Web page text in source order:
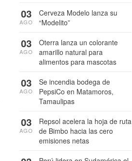
Cerveza Modelo lanza su
“Modelito”
03
AGO
Oterra lanza un colorante
amarillo natural para
alimentos para mascotas
03
AGO
Se incendia bodega de
PepsiCo en Matamoros,
Tamaulipas
03
AGO
Repsol acelera la hoja de ruta
de Bimbo hacia las cero
emisiones netas
03
AGO